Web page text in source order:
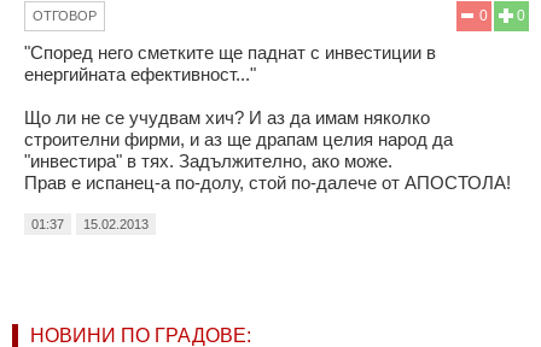
0
0
ОТГОВОР
"Според него сметките ще паднат с инвестиции в
енергийната ефективност..."
Що ли не се учудвам хич? И аз да имам няколко
строителни фирми, и аз ще драпам целия народ да
"инвестира" в тях. Задължително, ако може.
Прав е испанец-а по-долу, стой по-далече от АПОСТОЛА!
01:37 15.02.2013
НОВИНИ ПО ГРАДОВЕ: